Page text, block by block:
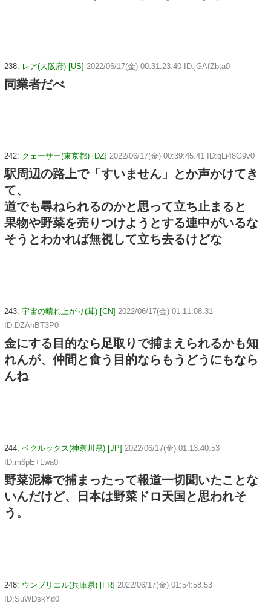
238: レア(大阪府) [US] 2022/06/17(金) 00:31:23.40 ID:jGAfZbta0
同業者だべ
242: クェーサー(東京都) [DZ] 2022/06/17(金) 00:39:45.41 ID:qLi48G9v0
駅周辺の路上で「すいません」とか声かけてき
て、
道でも尋ねられるのかと思って立ち止まると
果物や野菜を売りつけようとする連中がいるな
そうとわかれば無視して立ち去るけどな
243: 宇宙の晴れ上がり(茸) [CN] 2022/06/17(金) 01:11:08.31
ID:DZAhBT3P0
金にする目的なら足取りで捕まえられるかも知
れんが、仲間と食う目的ならもうどうにもなら
んね
244: ベクルックス(神奈川県) [JP] 2022/06/17(金) 01:13:40.53
ID:m6pE+Lwa0
野菜泥棒で捕まったって報道一切聞いたことな
いんだけど、日本は野菜ドロ天国と思われそ
う。
248: ウンブリエル(兵庫県) [FR] 2022/06/17(金) 01:54:58.53
ID:SuWDskYd0